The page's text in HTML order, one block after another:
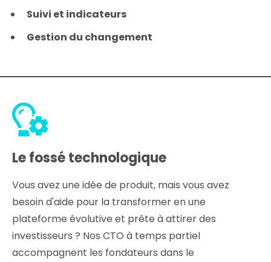
Suivi et indicateurs
Gestion du changement
Le fossé technologique
Vous avez une idée de produit, mais vous avez
besoin d'aide pour la transformer en une
plateforme évolutive et prête à attirer des
investisseurs ? Nos CTO à temps partiel
accompagnent les fondateurs dans le